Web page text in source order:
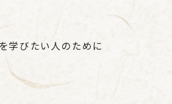
学びたい人のために